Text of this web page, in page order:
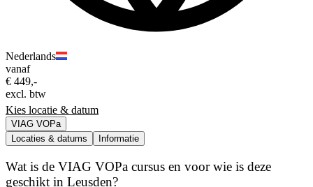
Nederlands
vanaf
€ 449,-
excl. btw
Kies locatie & datum
VIAG VOPa
Locaties & datums
Informatie
Wat is de VIAG VOPa cursus en voor wie is deze
geschikt in Leusden?